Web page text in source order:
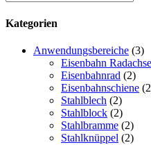
Kategorien
Anwendungsbereiche (3)
Eisenbahn
Eisenbahnrad (2)
Eisenbahnschiene
Stahlblech (2)
Stahlblock (2)
Stahlbramme (2)
Stahlknüppel (2)